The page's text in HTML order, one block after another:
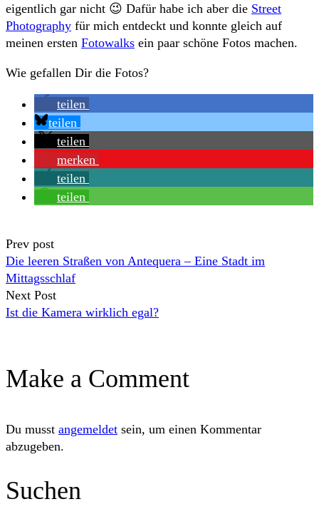
eigentlich gar nicht 😉 Dafür habe ich aber die Street
Photography für mich entdeckt und konnte gleich auf
meinen ersten Fotowalks ein paar schöne Fotos machen.
Wie gefallen Dir die Fotos?
teilen
teilen
teilen
merken
teilen
teilen
Prev post
Die leeren Straßen von Antequera – Eine Stadt im
Mittagsschlaf
Next Post
Ist die Kamera wirklich egal?
Make a Comment
Du musst angemeldet sein, um einen Kommentar
abzugeben.
Suchen